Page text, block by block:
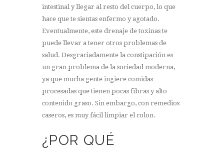
intestinal y llegar al resto del cuerpo, lo que
hace que te sientas enfermo y agotado.
Eventualmente, este drenaje de toxinas te
puede llevar a tener otros problemas de
salud. Desgraciadamente la constipación es
un gran problema de la sociedad moderna,
ya que mucha gente ingiere comidas
procesadas que tienen pocas fibras y alto
contenido graso. Sin embargo, con remedios
caseros, es muy fácil limpiar el colon.
¿POR QUÉ